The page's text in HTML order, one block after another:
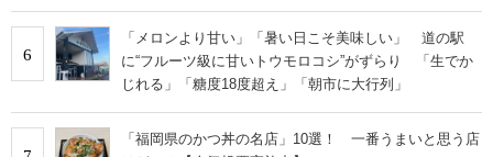
6
「メロンより甘い」「暑い日こそ美味しい」 道の駅
に“フルーツ級に甘いトウモロコシ”がずらり 「生でか
じれる」「糖度18度超え」「朝市に大行列」
「福岡県のかつ丼の名店」10選！ 一番うまいと思う店